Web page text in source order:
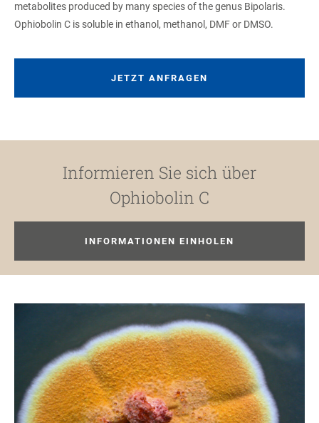
metabolites produced by many species of the genus Bipolaris.
Ophiobolin C is soluble in ethanol, methanol, DMF or DMSO.
JETZT ANFRAGEN
Informieren Sie sich über
Ophiobolin C
INFORMATIONEN EINHOLEN